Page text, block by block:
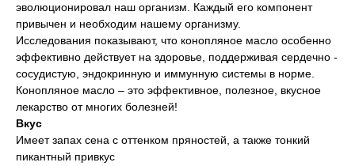
эволюционировал наш организм. Каждый его компонент
привычен и необходим нашему организму.
Исследования показывают, что конопляное масло особенно
эффективно действует на здоровье, поддерживая сердечно -
сосудистую, эндокринную и иммунную системы в норме.
Конопляное масло – это эффективное, полезное, вкусное
лекарство от многих болезней!
Вкус
Имеет запах сена с оттенком пряностей, а также тонкий
пикантный привкус